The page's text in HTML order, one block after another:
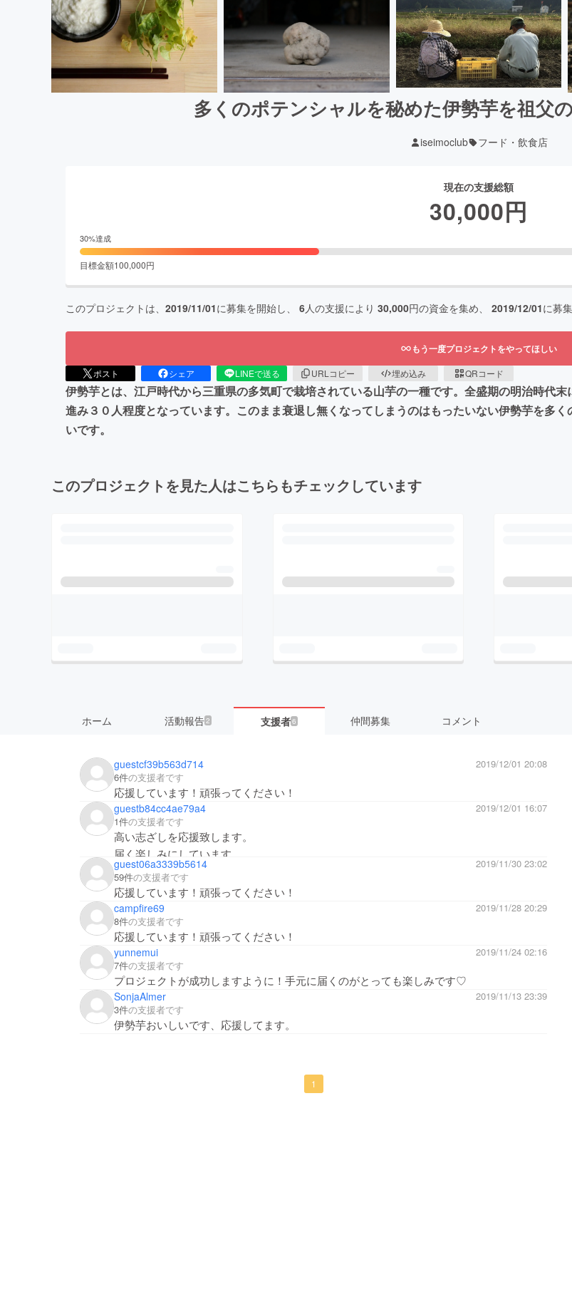
多くのポテンシャルを秘めた伊勢芋を祖父
iseimoclub フード・飲食店
現在の支援総額
30,000円
30%達成
目標金額100,000円
このプロジェクトは、 2019/11/01に募集を開始し、 6人の支援により 30,000円の資金を集め、 2019/12/01に募
もう一度プロジェクトをやってほしい
ポスト シェア LINEで送る URLコピー 埋め込み QRコード
伊勢芋とは、江戸時代から三重県の多気町で栽培されている山芋の一種です。全盛期の明治時代
進み３０人程度となっています。このまま衰退し無くなってしまうのはもったいない伊勢芋を多
いです。
このプロジェクトを見た人はこちらもチェックしています
ホーム 活動報告2 支援者6 仲間募集 コメント
guestcf39b563d714
2019/12/01 20:08
6件の支援者です
応援しています！頑張ってください！
guestb84cc4ae79a4
2019/12/01 16:07
1件の支援者です
高い志ざしを応援致します。
届く楽しみにしています。
guest06a3339b5614
2019/11/30 23:02
59件の支援者です
応援しています！頑張ってください！
campfire69
2019/11/28 20:29
8件の支援者です
応援しています！頑張ってください！
yunnemui
2019/11/24 02:16
7件の支援者です
プロジェクトが成功しますように！手元に届くのがとっても楽しみです♡
SonjaAlmer
2019/11/13 23:39
3件の支援者です
伊勢芋おいしいです、応援してます。
1